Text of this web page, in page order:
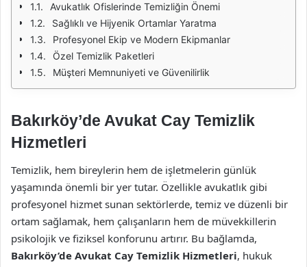
Avukatlık Ofislerinde Temizliğin Önemi
Sağlıklı ve Hijyenik Ortamlar Yaratma
Profesyonel Ekip ve Modern Ekipmanlar
Özel Temizlik Paketleri
Müşteri Memnuniyeti ve Güvenilirlik
Bakırköy’de Avukat Cay Temizlik
Hizmetleri
Temizlik, hem bireylerin hem de işletmelerin günlük
yaşamında önemli bir yer tutar. Özellikle avukatlık gibi
profesyonel hizmet sunan sektörlerde, temiz ve düzenli bir
ortam sağlamak, hem çalışanların hem de müvekkillerin
psikolojik ve fiziksel konforunu artırır. Bu bağlamda,
Bakırköy’de Avukat Cay Temizlik Hizmetleri, hukuk